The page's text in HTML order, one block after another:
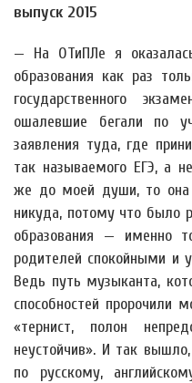
выпуск 2015
— На ОТиПЛе я
образования как раз
государственного
ошалевшие бегали по
заявления туда, где
так называемого ЕГЭ, а
же до моей души, то она
никуда, потому что было
образования — именно
родителей спокойными и
Ведь путь музыканта,
способностей пророчили
«тернист, полон
неустойчив». И так
по русскому,